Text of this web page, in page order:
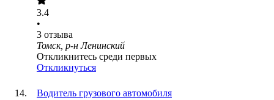
3.4
•
3 отзыва
Томск, р-н Ленинский
Откликнитесь среди первых
Откликнуться
Водитель грузового автомобиля